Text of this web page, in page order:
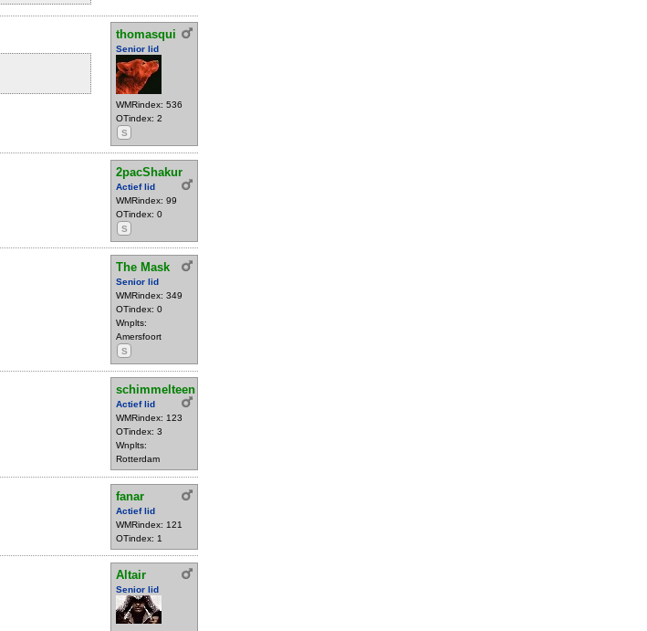
thomasqui
Senior lid
WMRindex: 536
OTindex: 2
S
2pacShakur
Actief lid
WMRindex: 99
OTindex: 0
S
The Mask
Senior lid
WMRindex: 349
OTindex: 0
Wnplts:
Amersfoort
S
schimmelteen
Actief lid
WMRindex: 123
OTindex: 3
Wnplts:
Rotterdam
fanar
Actief lid
WMRindex: 121
OTindex: 1
Altair
Senior lid